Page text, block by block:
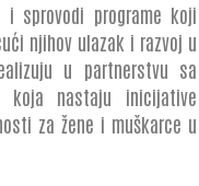
i sprovodi programe koji
njihov ulazak i razvoj u
u partnerstvu sa
koja nastaju inicijative
za žene i muškarce u